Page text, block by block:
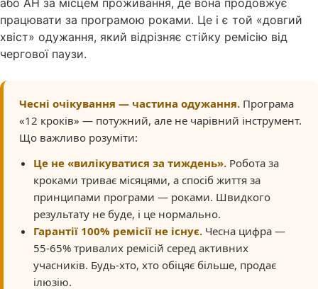
працювати за програмою роками. Це і є той «довгий
хвіст» одужання, який відрізняє стійку ремісію від
чергової паузи.
Чесні очікування — частина одужання. Програма
«12 кроків» — потужний, але не чарівний інструмент.
Що важливо розуміти:
Це не «вилікуватися за тиждень». Робота за
кроками триває місяцями, а спосіб життя за
принципами програми — роками. Швидкого
результату не буде, і це нормально.
Гарантії 100% ремісії не існує. Чесна цифра —
55-65% тривалих ремісій серед активних
учасників. Будь-хто, хто обіцяє більше, продає
ілюзію.